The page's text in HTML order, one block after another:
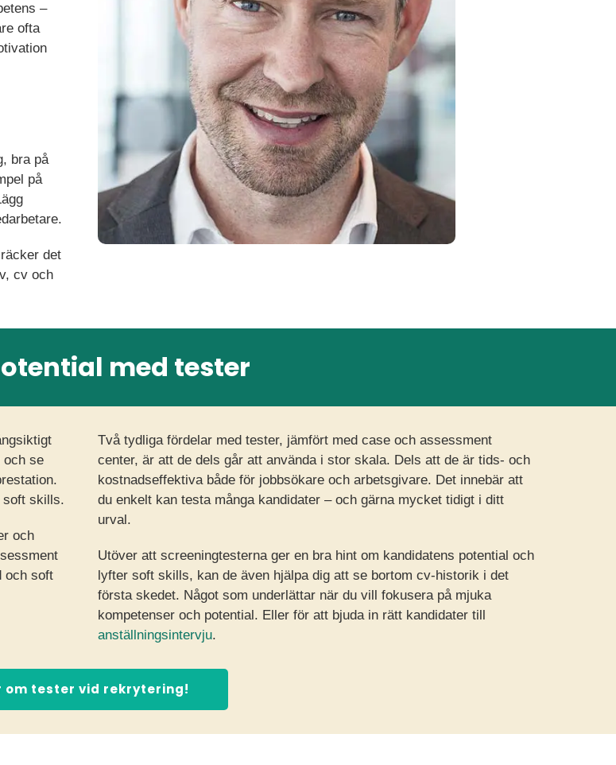
–
ofta
bra på
på
det
cv och
med tester
och se
soft skills.
och
och soft
Två tydliga fördelar med tester, jämfört med case och assessment
center, är att de dels går att använda i stor skala. Dels att de är tids- och
kostnadseffektiva både för jobbsökare och arbetsgivare. Det innebär att
du enkelt kan testa många kandidater – och gärna mycket tidigt i ditt
urval.
Utöver att screeningtesterna ger en bra hint om kandidatens potential och
lyfter soft skills, kan de även hjälpa dig att se bortom cv-historik i det
första skedet. Något som underlättar när du vill fokusera på mjuka
kompetenser och potential. Eller för att bjuda in rätt kandidater till
anställningsintervju.
om tester vid rekrytering!